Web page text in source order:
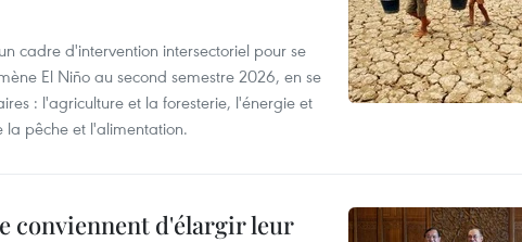
cadre d'intervention intersectoriel pour se
El Niño au second semestre 2026, en se
: l'agriculture et la foresterie, l'énergie et
la pêche et l'alimentation.
conviennent d'élargir leur